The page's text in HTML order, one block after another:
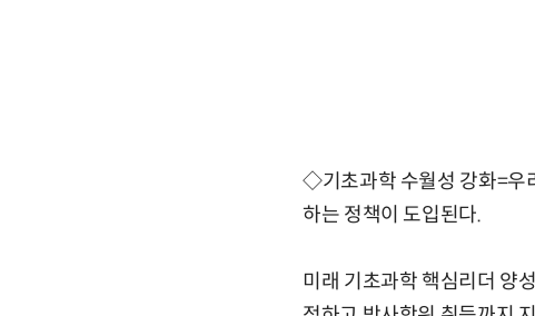
◇기초과학 수월성 강화=우
하는 정책이 도입된다.
미래 기초과학 핵심리더 양